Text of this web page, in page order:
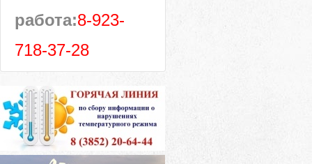
работа:8-923-
718-37-28